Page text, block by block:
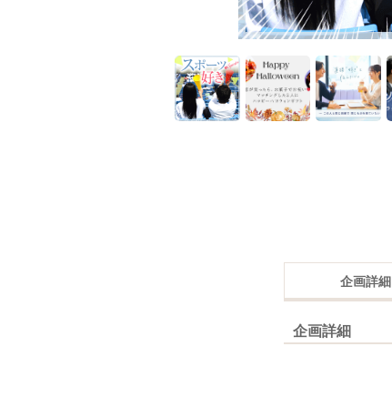
企画詳細
企画詳細